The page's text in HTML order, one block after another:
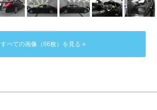
すべての画像（66枚）を見る »